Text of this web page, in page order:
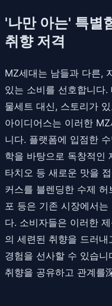
'나만 아는' 특별
취향 저격
MZ세대는 남들과 다른,
있는 소비를 선호합니다
물세트 대신, 스토리가
아이디어스는 이러한
니다. 플랫폼에 입점한
학을 바탕으로 독창적인
타치오 등 새로운 맛을
커스를 블렌딩한 수제
포 등은 기존 시장에서
다. 소비자들은 이러한
의 세련된 취향을 드러
경험을 선사할 수 있습
취향을 공유하고 관계를